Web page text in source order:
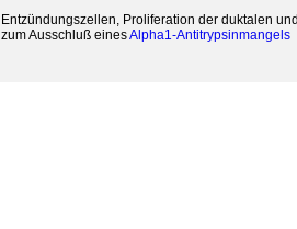
Entzündungszellen, Proliferation der duktalen
zum Ausschluß einesAlpha1-Antitrypsinmangels